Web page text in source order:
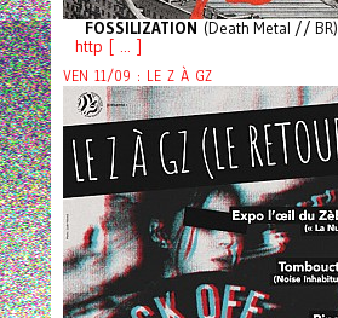
FOSSILIZATION (Death Metal // BR)
http [ ... ]
VEN 11/09 : LE Z À GZ